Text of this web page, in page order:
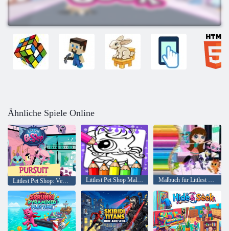
Ähnliche Spiele Online
Littlest Pet Shop: Verfolgung Littlest Pet Shop Malbuch Malbuch für Littlest Pet Shop